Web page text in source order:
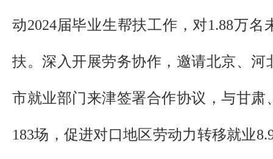
动2024届毕业生帮扶工作，对1.88万
扶。深入开展劳务协作，邀请北京、河
市就业部门来津签署合作协议，与甘肃
183场，促进对口地区劳动力转移就业